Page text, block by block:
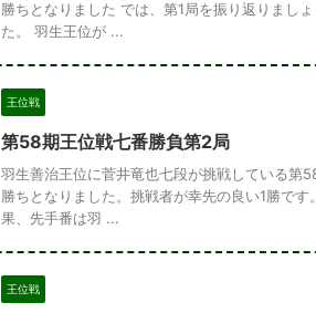
勝ちとなりました では、第1局を振り返りまし
た。 羽生王位が ...
王位戦
第58期王位戦七番勝負第2局
羽生善治王位に菅井竜也七段が挑戦している第
勝ちとなりました。挑戦者が幸先の良い1勝で
果、先手番は羽 ...
王位戦